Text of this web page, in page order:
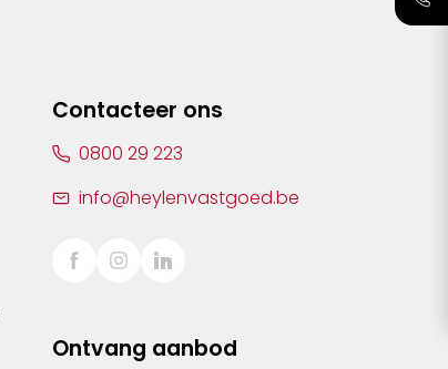
Contacteer ons
0800 29 223
info@heylenvastgoed.be
Ontvang aanbod